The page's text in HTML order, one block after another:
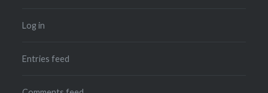
Log in
Entries feed